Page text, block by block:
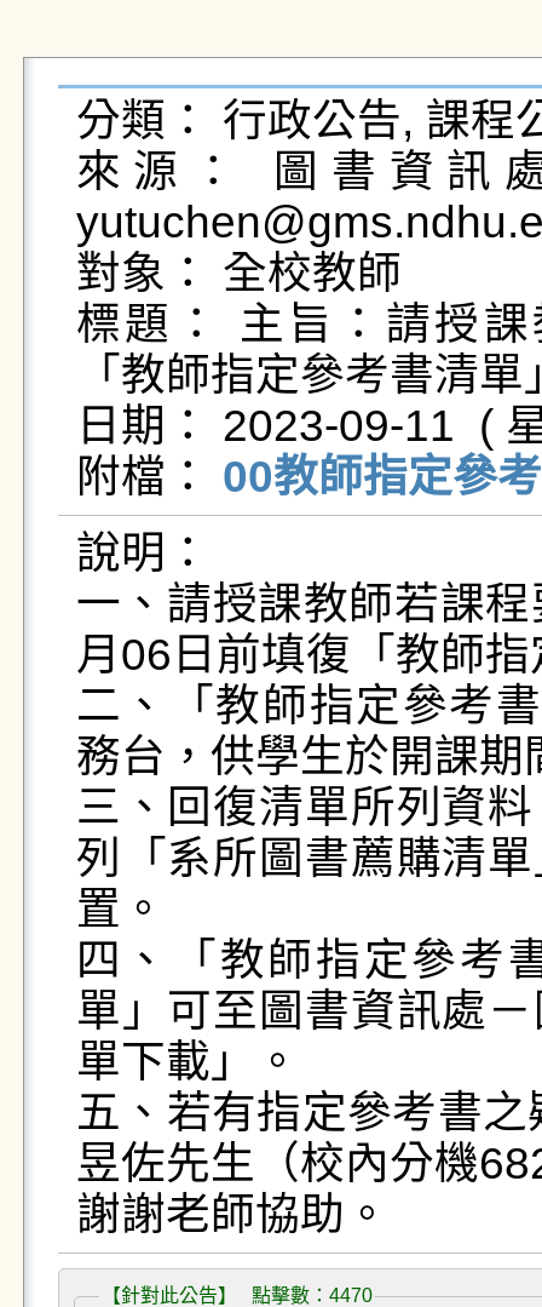
分類： 行政公告, 課程
來源： 圖書資訊
對象： 全校教師
標題： 主旨：請授
「教師指定參考書清單
日期： 2023-09-11  (
附檔： 00教師指定參
說明：
一、請授課教師若課
月06日前填復「教師
二、「教師指定參考
務台，供學生於開課
三、回復清單所列資
列「系所圖書薦購清
置。
四、「教師指定參考
單」可至圖書資訊處
單下載」。
五、若有指定參考書
昱佐先生（校內分機
謝謝老師協助。
【針對此公告】 點擊數：4470